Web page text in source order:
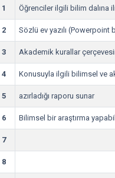
1 Öğrenciler ilgili bilim dalına
2 Sözlü ev yazılı
3 Akademik kurallar
4 Konusuyla ilgili bilimsel ve
5 azırladığı raporu sunar
6 Bilimsel bir araştırma
7
8